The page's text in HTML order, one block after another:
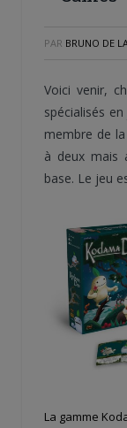
PAR BRUNO DE
Voici venir,
spécialisés
membre de
à deux mais
base. Le jeu
La gamme